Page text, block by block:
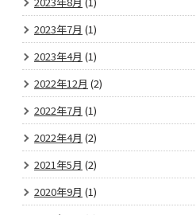
2023年7月 (1)
2023年4月 (1)
2022年12月 (2)
2022年7月 (1)
2022年4月 (2)
2021年5月 (2)
2020年9月 (1)